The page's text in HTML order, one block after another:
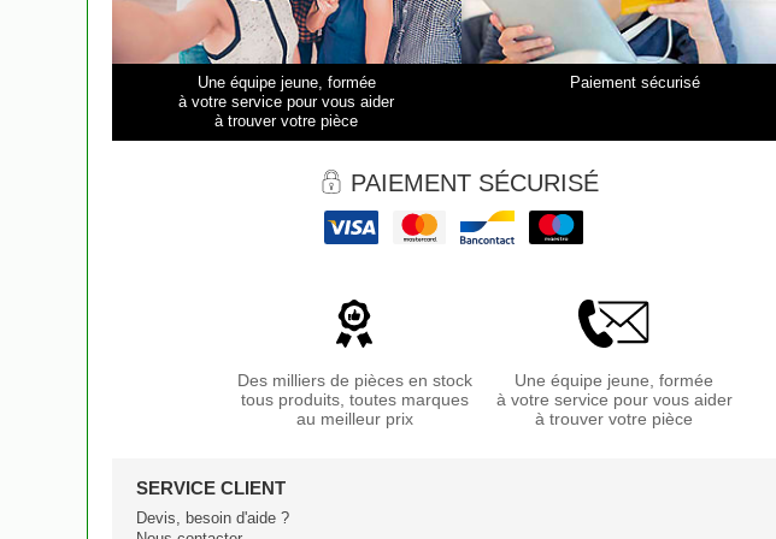
Une équipe jeune, formée
à votre service pour vous aider
à trouver votre pièce
Paiement sécurisé
PAIEMENT SÉCURISÉ
Des milliers de pièces en stock
tous produits, toutes marques
au meilleur prix
Une équipe jeune, formée
à votre service pour vous aider
à trouver votre pièce
SERVICE CLIENT
Devis, besoin d'aide ?